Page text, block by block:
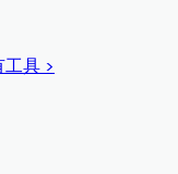
具 >